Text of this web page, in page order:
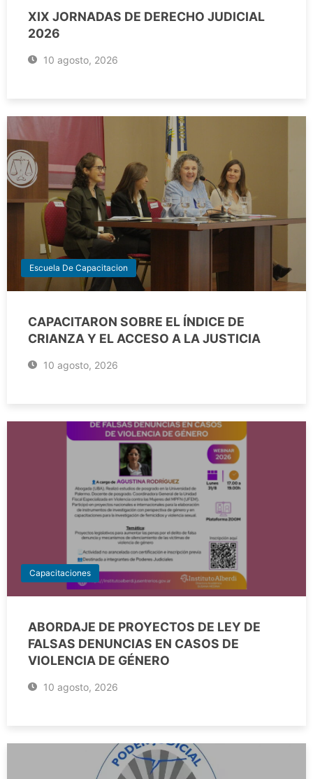
XIX JORNADAS DE DERECHO JUDICIAL
2026
10 agosto, 2026
Escuela De Capacitacion
CAPACITARON SOBRE EL ÍNDICE DE
CRIANZA Y EL ACCESO A LA JUSTICIA
10 agosto, 2026
Capacitaciones
ABORDAJE DE PROYECTOS DE LEY DE
FALSAS DENUNCIAS EN CASOS DE
VIOLENCIA DE GÉNERO
10 agosto, 2026